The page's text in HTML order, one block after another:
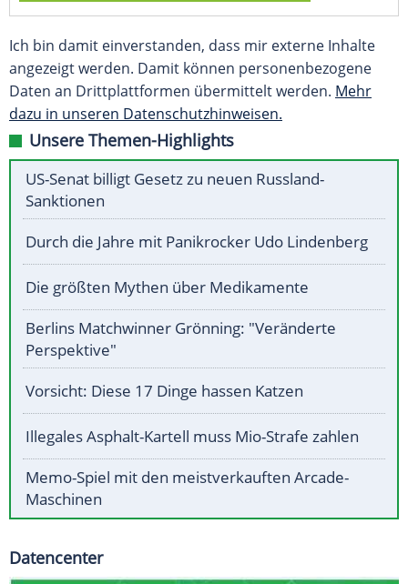
Ich bin damit einverstanden, dass mir externe Inhalte
angezeigt werden. Damit können personenbezogene
Daten an Drittplattformen übermittelt werden. Mehr
dazu in unseren Datenschutzhinweisen.
Unsere Themen-Highlights
US-Senat billigt Gesetz zu neuen Russland-
Sanktionen
Durch die Jahre mit Panikrocker Udo Lindenberg
Die größten Mythen über Medikamente
Berlins Matchwinner Grönning: "Veränderte
Perspektive"
Vorsicht: Diese 17 Dinge hassen Katzen
Illegales Asphalt-Kartell muss Mio-Strafe zahlen
Memo-Spiel mit den meistverkauften Arcade-
Maschinen
Datencenter